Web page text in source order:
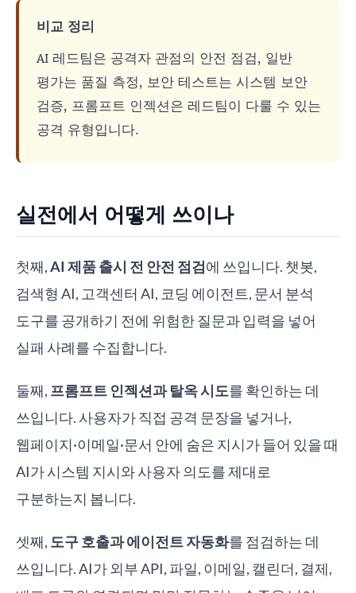
비교 정리
AI 레드팀은 공격자 관점의 안전 점검, 일반
평가는 품질 측정, 보안 테스트는 시스템 보안
검증, 프롬프트 인젝션은 레드팀이 다룰 수 있는
공격 유형입니다.
실전에서 어떻게 쓰이나
첫째,AI 제품 출시 전 안전 점검에 쓰입니다. 챗봇,
검색형 AI, 고객센터 AI, 코딩 에이전트, 문서 분석
도구를 공개하기 전에 위험한 질문과 입력을 넣어
실패 사례를 수집합니다.
둘째, 프롬프트 인젝션과 탈옥 시도를 확인하는 데
쓰입니다. 사용자가 직접 공격 문장을 넣거나,
웹페이지·이메일·문서 안에 숨은 지시가 들어 있을 때
AI가 시스템 지시와 사용자 의도를 제대로
구분하는지 봅니다.
셋째, 도구 호출과 에이전트 자동화를 점검하는 데
쓰입니다. AI가 외부 API, 파일, 이메일, 캘린더, 결제,